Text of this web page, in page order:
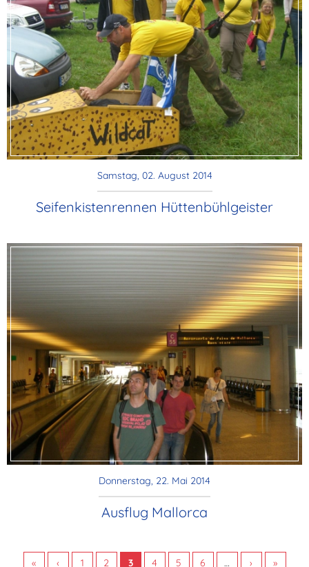
Samstag, 02. August 2014
Seifenkistenrennen Hüttenbühlgeister
Donnerstag, 22. Mai 2014
Ausflug Mallorca
« ‹ 1 2 3 4 5 6 … › »